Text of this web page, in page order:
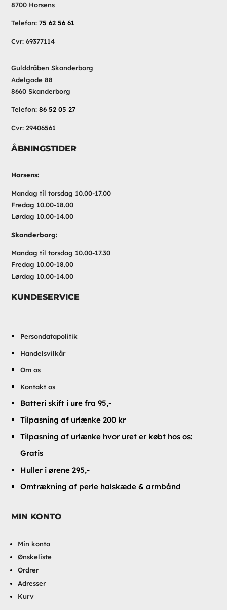
8700 Horsens
Telefon:75 62 56 61
Cvr: 69377114
Gulddråben Skanderborg
Adelgade 88
8660 Skanderborg
Telefon:86 52 05 27
Cvr: 29406561
ÅBNINGSTIDER
Horsens:
Mandag til torsdag 10.00-17.00
Fredag 10.00-18.00
Lørdag 10.00-14.00
Skanderborg:
Mandag til torsdag 10.00-17.30
Fredag 10.00-18.00
Lørdag 10.00-14.00
KUNDESERVICE
Persondatapolitik
Handelsvilkår
Om os
Kontakt os
Batteri skift i ure fra 95,-
Tilpasning af urlænke 200 kr
Tilpasning af urlænke hvor uret er købt hos os:
Gratis
Huller i ørene 295,-
Omtrækning af perle halskæde & armbånd
MIN KONTO
Min konto
Ønskeliste
Ordrer
Adresser
Kurv